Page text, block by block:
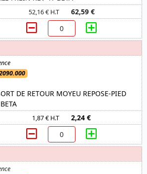
52,16 € H.T 62,59 €
DE RETOUR MOYEU REPOSE-PIED
1,87 € H.T 2,24 €